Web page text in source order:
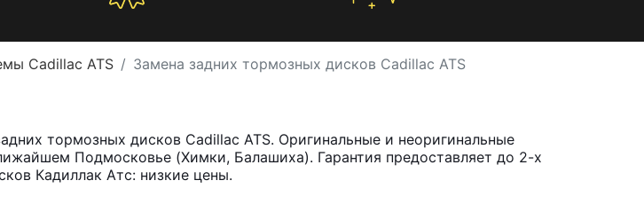
Cadillac ATS Замена задних тормозных дисков Cadillac ATS
тормозных дисков Cadillac ATS. Оригинальные и неоригинальные
Подмосковье (Химки, Балашиха). Гарантия предоставляет до 2-х
Кадиллак Атс: низкие цены.